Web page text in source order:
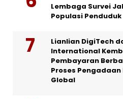
Lembaga Survei
Populasi
Lianlian DigiTech
International
Pembayaran
Proses
Global